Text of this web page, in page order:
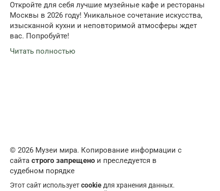
Откройте для себя лучшие музейные кафе и рестораны
Москвы в 2026 году! Уникальное сочетание искусства,
изысканной кухни и неповторимой атмосферы ждет
вас. Попробуйте!
Читать полностью
© 2026 Музеи мира. Копирование информации с
сайта строго запрещено и преследуется в
судебном порядке
Этот сайт используетcookie для хранения данных.